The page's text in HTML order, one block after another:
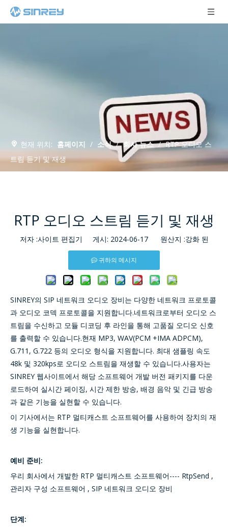
현재 위치: 홈페이지 / 소식 / 회사 뉴스 / RTP 오디오 스
트림 듣기 및 재생
RTP 오디오 스트림 듣기 및 재생
저자 :사이트 편집기 게시: 2024-06-17 원산지 :강화 된
귀하의 메시지
SINREY의 SIP 네트워크 오디오 장비는 다양한 네트워크 프로토콜
과 오디오 코덱 프로토콜을 지원합니다.네트워크로부터 오디오 스
트림을 수신하고 모듈 디코딩 후 라인을 통해 고품질 오디오 신호
를 출력할 수 있습니다.현재 MP3, WAV(PCM +IMA ADPCM),
G.711, G.722 등의 오디오 형식을 지원합니다. 최대 샘플링 속도
48k 및 320kps로 오디오 스트림을 재생할 수 있습니다.사용자는
SINREY 웹사이트에서 해당 소프트웨어 개발 버전 패키지를 다운
로드하여 실시간 페이징, 시간 제한 방송, 배경 음악 및 긴급 방송
과 같은 기능을 실현할 수 있습니다.
이 기사에서는 RTP 멀티캐스트 소프트웨어를 사용하여 장치의 재
생 기능을 실현합니다.
예비 준비:
우리 회사에서 개발한 RTP 멀티캐스트 소프트웨어---- RtpSend ,
관리자 구성 소프트웨어 , SIP 네트워크 오디오 장비
단계: